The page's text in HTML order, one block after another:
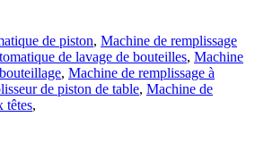
de piston, Machine de remplissage
de lavage de bouteilles, Machine
, Machine de remplissage à
de piston de table, Machine de
têtes,